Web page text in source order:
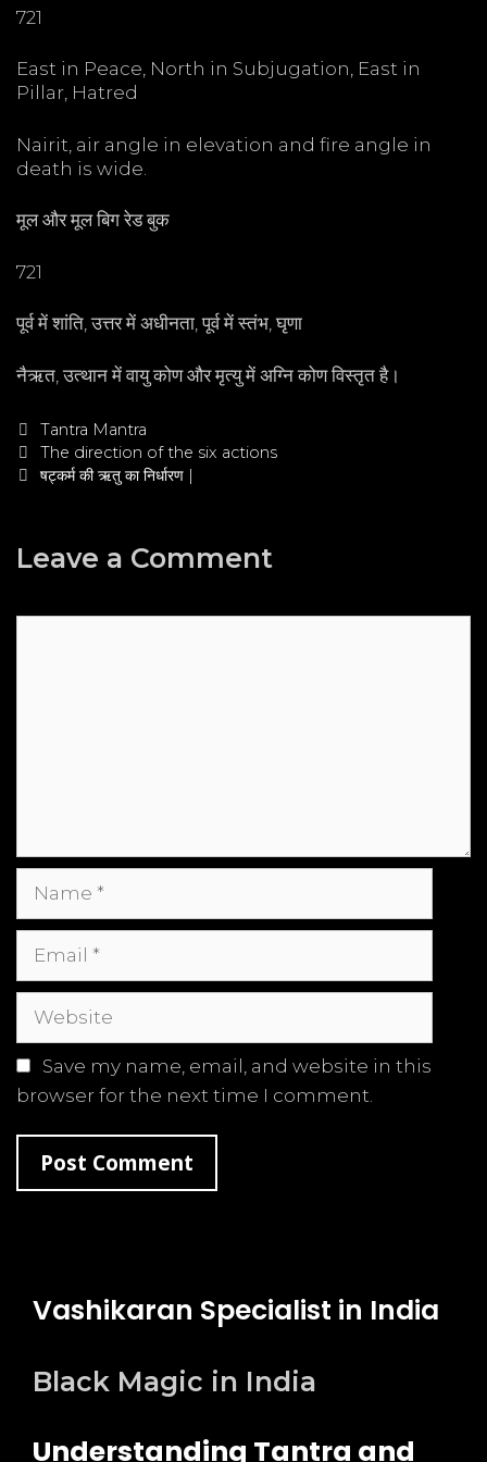
721
East in Peace, North in Subjugation, East in
Pillar, Hatred
Nairit, air angle in elevation and fire angle in
death is wide.
मूल और मूल बिग रेड बुक
721
पूर्व में शांति, उत्तर में अधीनता, पूर्व में स्तंभ, घृणा
नैऋत, उत्थान में वायु कोण और मृत्यु में अग्नि कोण विस्तृत है।
Categories
Tantra Mantra
Post
navigation
The direction of the six actions
षट्कर्म की ऋतु का निर्धारण |
Leave a Comment
Save my name, email, and website in this
browser for the next time I comment.
Vashikaran Specialist in India
Black Magic in India
Understanding Tantra and